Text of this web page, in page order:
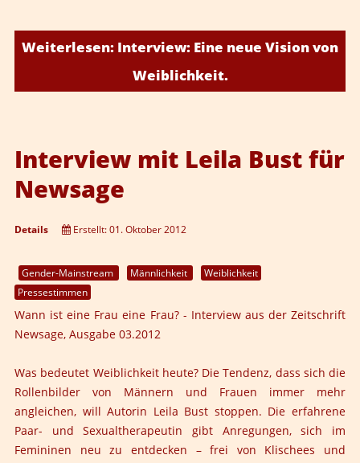
Weiterlesen: Interview: Eine neue Vision von
Weiblichkeit.
Interview mit Leila Bust für
Newsage
Details Erstellt: 01. Oktober 2012
Gender-Mainstream Männlichkeit
Weiblichkeit
Pressestimmen
Wann ist eine Frau eine Frau? - Interview aus der Zeitschrift
Newsage, Ausgabe 03.2012
Was bedeutet Weiblichkeit heute? Die Tendenz, dass sich die
Rollenbilder von Männern und Frauen immer mehr
angleichen, will Autorin Leila Bust stoppen. Die erfahrene
Paar- und Sexualtherapeutin gibt Anregungen, sich im
Femininen neu zu entdecken – frei von Klischees und